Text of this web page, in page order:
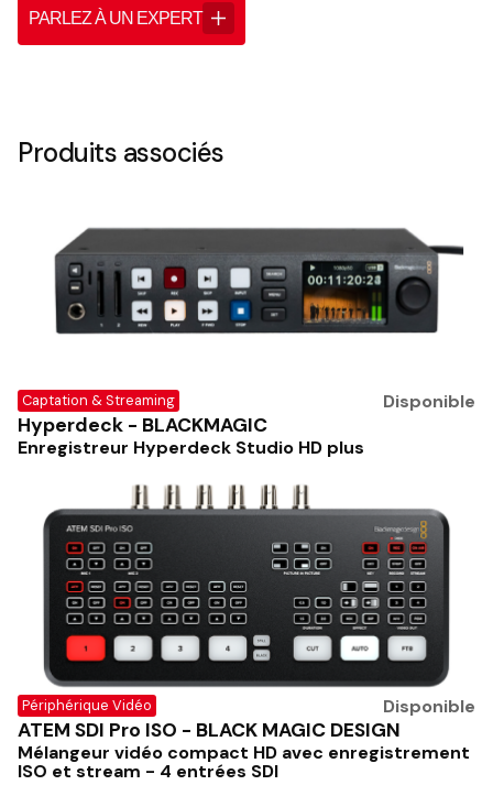
PARLEZ À UN EXPERT
Produits associés
Captation & Streaming Disponible
Hyperdeck - BLACKMAGIC
Enregistreur Hyperdeck Studio HD plus
Périphérique Vidéo Disponible
ATEM SDI Pro ISO - BLACK MAGIC DESIGN
Mélangeur vidéo compact HD avec enregistrement
ISO et stream - 4 entrées SDI